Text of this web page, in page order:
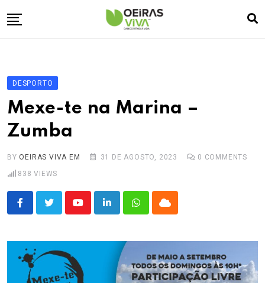
to
Oeiras Marina
Cultura🎭
Turismo✈️
Atividades 💬
DESPORTO
Mexe-te na Marina –
Zumba
BY OEIRAS VIVA EM 31 DE AGOSTO, 2023 0 COMMENTS
838 VIEWS
YoutubeLinkedInWhatsappCloud